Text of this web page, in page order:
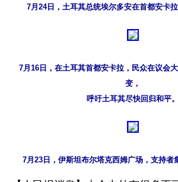
7月24日，土耳其总统埃尔多安在首都安卡拉
7月16日，在土耳其首都安卡拉，民众在议会
变，
呼吁土耳其尽快回归和平。
7月23日，伊斯坦布尔塔克西姆广场，支持者